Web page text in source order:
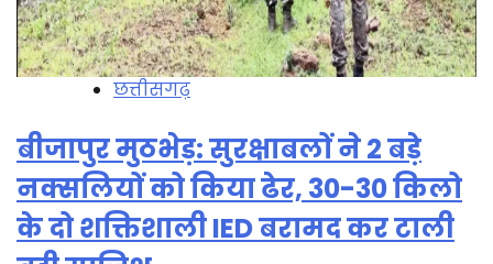
छत्तीसगढ़
बीजापुर मुठभेड़: सुरक्षाबलों ने 2 बड़े
नक्सलियों को किया ढेर, 30-30 किलो
के दो शक्तिशाली IED बरामद कर टाली